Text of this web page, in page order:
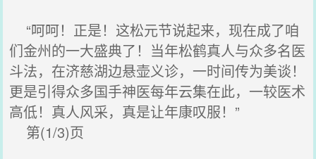
“呵呵！正是！这松元节说起来，现在成了咱
们金州的一大盛典了！当年松鹤真人与众多名医
斗法，在济慈湖边悬壶义诊，一时间传为美谈！
更是引得众多国手神医每年云集在此，一较医术
高低！真人风采，真是让年康叹服！”
第(1/3)页